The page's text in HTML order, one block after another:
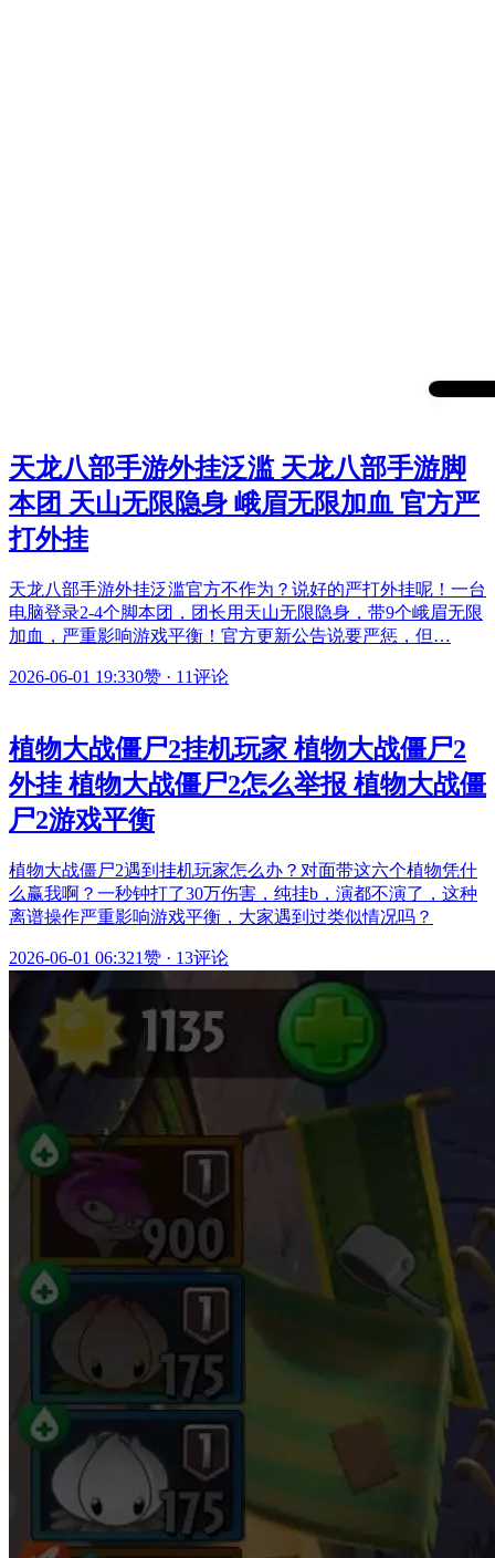
天龙八部手游外挂泛滥 天龙八部手游脚
本团 天山无限隐身 峨眉无限加血 官方严
打外挂
天龙八部手游外挂泛滥官方不作为？说好的严打外挂呢！一台
电脑登录2-4个脚本团，团长用天山无限隐身，带9个峨眉无限
加血，严重影响游戏平衡！官方更新公告说要严惩，但…
2026-06-01 19:330赞 · 11评论
植物大战僵尸2挂机玩家 植物大战僵尸2
外挂 植物大战僵尸2怎么举报 植物大战僵
尸2游戏平衡
植物大战僵尸2遇到挂机玩家怎么办？对面带这六个植物凭什
么赢我啊？一秒钟打了30万伤害，纯挂b，演都不演了，这种
离谱操作严重影响游戏平衡，大家遇到过类似情况吗？
2026-06-01 06:321赞 · 13评论